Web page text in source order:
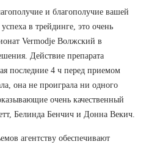
и благополучие вашей
в трейдинге, это очень
Vermodje Волжский в
Действие препарата
последние 4 ч перед приемом
она не проиграла ни одного
очень качественный
Белинда Бенчич и Донна Векич.
агентству обеспечивают